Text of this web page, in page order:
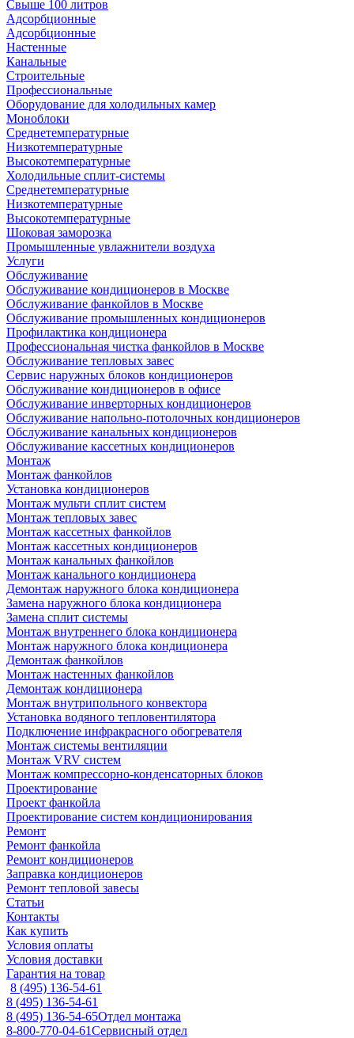
Свыше 100 литров
Адсорбционные
Адсорбционные
Настенные
Канальные
Строительные
Профессиональные
Оборудование для холодильных камер
Моноблоки
Среднетемпературные
Низкотемпературные
Высокотемпературные
Холодильные сплит-системы
Среднетемпературные
Низкотемпературные
Высокотемпературные
Шоковая заморозка
Промышленные увлажнители воздуха
Услуги
Обслуживание
Обслуживание кондиционеров в Москве
Обслуживание фанкойлов в Москве
Обслуживание промышленных кондиционеров
Профилактика кондиционера
Профессиональная чистка фанкойлов в Москве
Обслуживание тепловых завес
Сервис наружных блоков кондиционеров
Обслуживание кондиционеров в офисе
Обслуживание инверторных кондиционеров
Обслуживание напольно-потолочных кондиционеров
Обслуживание канальных кондиционеров
Обслуживание кассетных кондиционеров
Монтаж
Монтаж фанкойлов
Установка кондиционеров
Монтаж мульти сплит систем
Монтаж тепловых завес
Монтаж кассетных фанкойлов
Монтаж кассетных кондиционеров
Монтаж канальных фанкойлов
Монтаж канального кондиционера
Демонтаж наружного блока кондиционера
Замена наружного блока кондиционера
Замена сплит системы
Монтаж внутреннего блока кондиционера
Монтаж наружного блока кондиционера
Демонтаж фанкойлов
Монтаж настенных фанкойлов
Демонтаж кондиционера
Монтаж внутрипольного конвектора
Установка водяного тепловентилятора
Подключение инфракрасного обогревателя
Монтаж системы вентиляции
Монтаж VRV систем
Монтаж компрессорно-конденсаторных блоков
Проектирование
Проект фанкойла
Проектирование систем кондиционирования
Ремонт
Ремонт фанкойла
Ремонт кондиционеров
Заправка кондиционеров
Ремонт тепловой завесы
Статьи
Контакты
Как купить
Условия оплаты
Условия доставки
Гарантия на товар
8 (495) 136-54-61
8 (495) 136-54-61
8 (495) 136-54-65Отдел монтажа
8-800-770-04-61Сервисный отдел